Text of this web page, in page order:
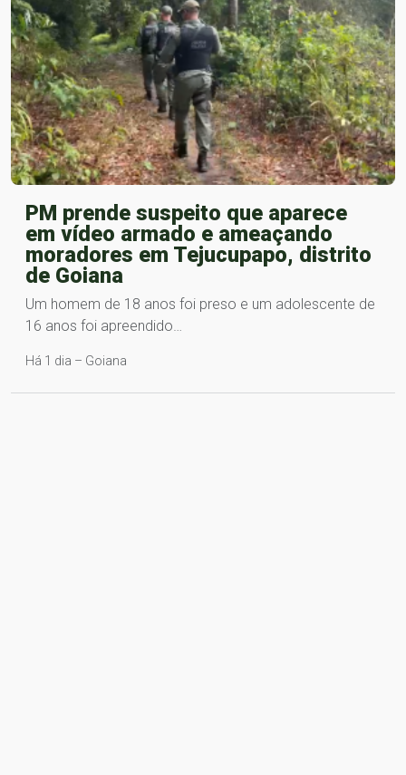
PM prende suspeito que aparece
em vídeo armado e ameaçando
moradores em Tejucupapo, distrito
de Goiana
Um homem de 18 anos foi preso e um adolescente de
16 anos foi apreendido…
Há 1 dia – Goiana